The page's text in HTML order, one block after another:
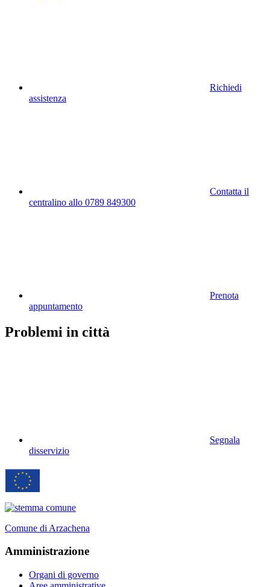
Richiedi
assistenza
Contatta il
centralino allo 0789 849300
Prenota
appuntamento
Problemi in città
Segnala
disservizio
Comune di Arzachena
Amministrazione
Organi di governo